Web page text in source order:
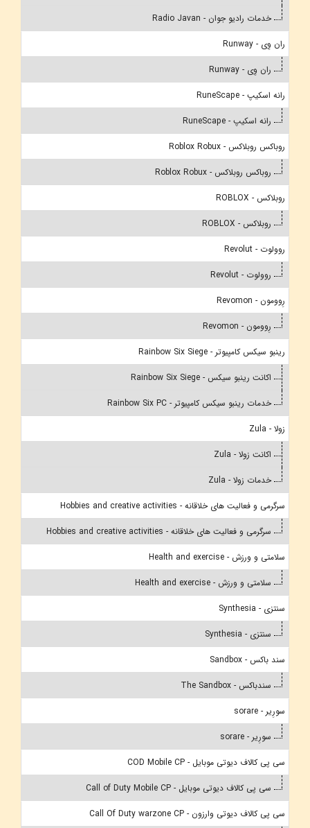
خدمات رادیو جوان - Radio Javan
ران وِی - Runway
ران وِی - Runway
رانه اسکیپ - RuneScape
رانه اسکیپ - RuneScape
روباکس روبلاکس - Roblox Robux
روباکس روبلاکس - Roblox Robux
روبلاکس - ROBLOX
روبلاکس - ROBLOX
روولوت - Revolut
روولوت - Revolut
رِوومون - Revomon
رِوومون - Revomon
رینبو سیکس کامپیوتر - Rainbow Six Siege
اکانت رینبو سیکس - Rainbow Six Siege
خدمات رینبو سیکس کامپیوتر - Rainbow Six PC
زولا - Zula
اکانت زولا - Zula
خدمات زولا - Zula
سرگرمی و فعالیت های خلاقانه - Hobbies and creative activities
سرگرمی و فعالیت های خلاقانه - Hobbies and creative activities
سلامتی و ورزش - Health and exercise
سلامتی و ورزش - Health and exercise
سنتزی - Synthesia
سنتزی - Synthesia
سند باکس - Sandbox
سندباکس - The Sandbox
سورِیر - sorare
سورِیر - sorare
سی پی کالاف دیوتی موبایل - COD Mobile CP
سی پی کالاف دیوتی موبایل - Call of Duty Mobile CP
سی پی کالاف دیوتی وارزون - Call Of Duty warzone CP